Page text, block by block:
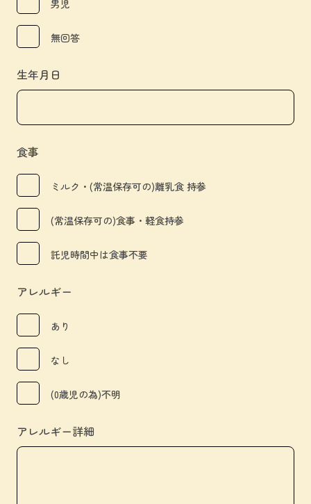
男児
無回答
生年月日
食事
ミルク・(常温保存可の)離乳食 持参
(常温保存可の)食事・軽食持参
託児時間中は食事不要
アレルギー
あり
なし
(0歳児の為)不明
アレルギー詳細